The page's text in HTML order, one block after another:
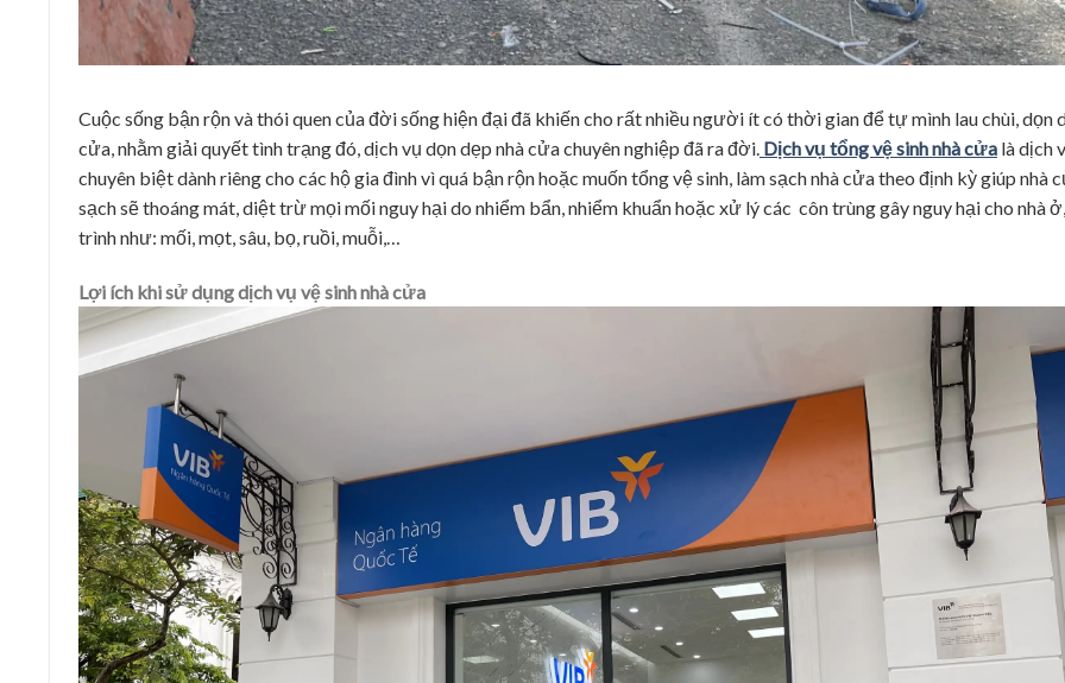
Cuộc sống bận rộn và thói quen của đời sống hiện đại đã khiến cho rất nhiều người ít có thời gian để tự mình lau chùi, dọn
cửa, nhằm giải quyết tình trạng đó, dịch vụ dọn dẹp nhà cửa chuyên nghiệp đã ra đời. Dịch vụ tổng vệ sinh nhà cửa là dịch
chuyên biệt dành riêng cho các hộ gia đình vì quá bận rộn hoặc muốn tổng vệ sinh, làm sạch nhà cửa theo định kỳ giúp nhà
sạch sẽ thoáng mát, diệt trừ mọi mối nguy hại do nhiểm bẩn, nhiểm khuẩn hoặc xử lý các côn trùng gây nguy hại cho nhà
trình như: mối, mọt, sâu, bọ, ruồi, muỗi,…
Lợi ích khi sử dụng dịch vụ vệ sinh nhà cửa